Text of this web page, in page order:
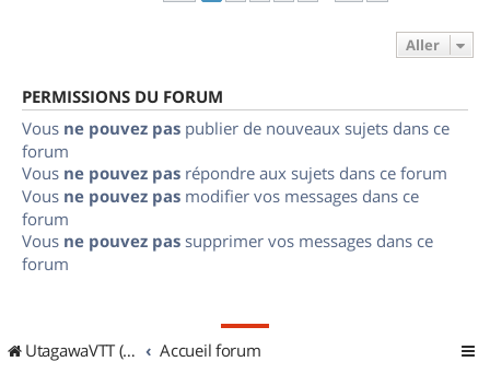
Aller
PERMISSIONS DU FORUM
Vous ne pouvez pas publier de nouveaux sujets dans ce
forum
Vous ne pouvez pas répondre aux sujets dans ce forum
Vous ne pouvez pas modifier vos messages dans ce
forum
Vous ne pouvez pas supprimer vos messages dans ce
forum
UtagawaVTT (Randos VTT et VTTAE avec traces GPS) Accueil forum